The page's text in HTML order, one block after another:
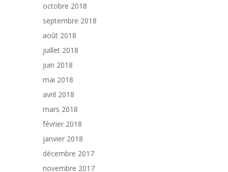
octobre 2018
septembre 2018
août 2018
juillet 2018
juin 2018
mai 2018
avril 2018
mars 2018
février 2018
janvier 2018
décembre 2017
novembre 2017